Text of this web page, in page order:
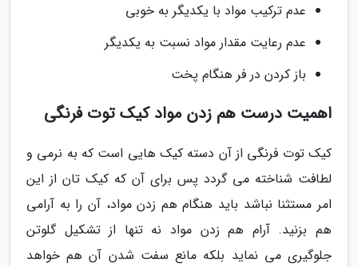
عدم ترکیب مواد با یکدیگر به خوبی
عدم رعایت مقدار مواد نسبت به یکدیگر
باز کردن در فر هنگام پخت
اهمیت درست هم زدن مواد کیک توت فرنگی
کیک توت فرنگی از آن دسته کیک هایی است که به نرمی و
لطافت شناخته می گردد پس برای آن که کیک تان از این
امر مستثنا نباشد باید هنگام هم زدن مواد، آن را به آرامی
هم بزنید. آرام هم زدن مواد نه تنها از تشکیل گلوتن
جلوگیری می نماید بلکه مانع سفت شدن آن هم خواهد